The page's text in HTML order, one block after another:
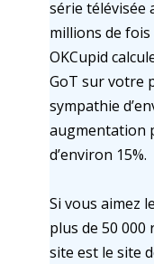
série télévisée
millions de
OKCupid
GoT sur votre
sympathie
augmentation
d’environ 15%.
Si vous aimez
plus de 50 000
site est le site